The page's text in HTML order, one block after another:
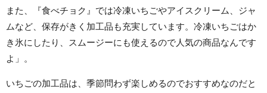
また、『食べチョク』では冷凍いちごやアイスクリーム、ジャ
ムなど、保存がきく加工品も充実しています。冷凍いちごはか
き氷にしたり、スムージーにも使えるので人気の商品なんです
よ」。
いちごの加工品は、季節問わず楽しめるのでおすすめなのだと